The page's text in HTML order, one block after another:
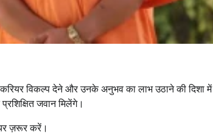
करियर विकल्प देने और उनके अनुभव का लाभ उठाने की
जवान मिलेंगे।
ज़रूर करें।